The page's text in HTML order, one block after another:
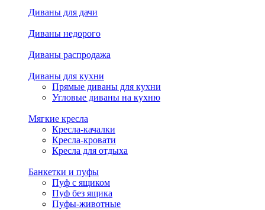
Диваны для дачи
Диваны недорого
Диваны распродажа
Диваны для кухни
Прямые диваны для кухни
Угловые диваны на кухню
Мягкие кресла
Кресла-качалки
Кресла-кровати
Кресла для отдыха
Банкетки и пуфы
Пуф с ящиком
Пуф без ящика
Пуфы-животные